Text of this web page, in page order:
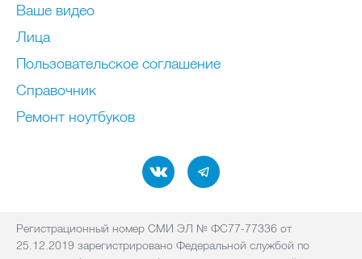
Ваше видео
Лица
Пользовательское соглашение
Справочник
Ремонт нoутбуков
Регистрационный номер СМИ ЭЛ № ФС77-77336 от
25.12.2019 зарегистрировано Федеральной службой по